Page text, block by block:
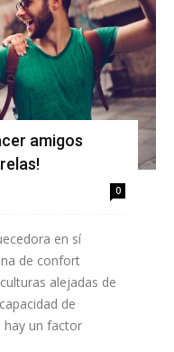
amigos
0
en sí
de confort
alejadas de
de
hay un factor